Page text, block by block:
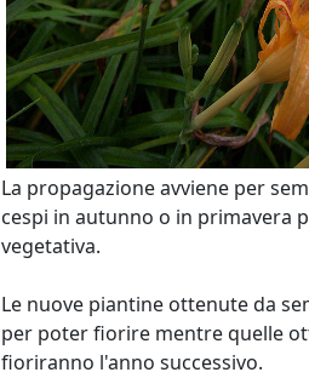
La propagazione avviene per
cespi in autunno o in primavera
vegetativa.
Le nuove piantine ottenute da
per poter fiorire mentre quelle
fioriranno l'anno successivo.